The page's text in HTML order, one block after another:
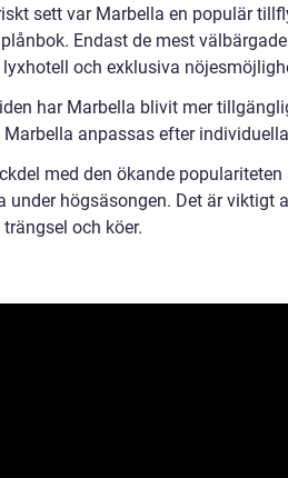
sett var Marbella en populär
Endast de mest
och exklusiva
har Marbella blivit mer
Marbella anpassas efter
med den ökande
under högsäsongen. Det är viktigt
och köer.